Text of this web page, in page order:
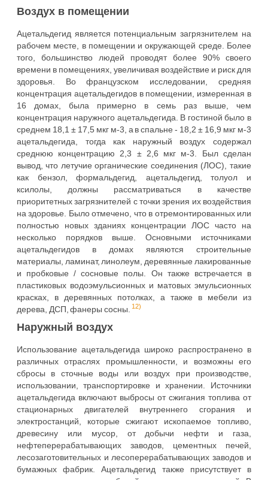
Воздух в помещении
Ацетальдегид является потенциальным загрязнителем на
рабочем месте, в помещении и окружающей среде. Более
того, большинство людей проводят более 90% своего
времени в помещениях, увеличивая воздействие и риск для
здоровья. Во французском исследовании, средняя
концентрация ацетальдегидов в помещении, измеренная в
16 домах, была примерно в семь раз выше, чем
концентрация наружного ацетальдегида. В гостиной было в
среднем 18,1 ± 17,5 мкг м-3, а в спальне - 18,2 ± 16,9 мкг м-3
ацетальдегида, тогда как наружный воздух содержал
среднюю концентрацию 2,3 ± 2,6 мкг м-3. Был сделан
вывод, что летучие органические соединения (ЛОС), такие
как бензол, формальдегид, ацетальдегид, толуол и
ксилолы, должны рассматриваться в качестве
приоритетных загрязнителей с точки зрения их воздействия
на здоровье. Было отмечено, что в отремонтированных или
полностью новых зданиях концентрации ЛОС часто на
несколько порядков выше. Основными источниками
ацетальдегидов в домах являются строительные
материалы, ламинат, линолеум, деревянные лакированные
и пробковые / сосновые полы. Он также встречается в
пластиковых водоэмульсионных и матовых эмульсионных
красках, в деревянных потолках, а также в мебели из
дерева, ДСП, фанеры сосны.12)
Наружный воздух
Использование ацетальдегида широко распространено в
различных отраслях промышленности, и возможны его
сбросы в сточные воды или воздух при производстве,
использовании, транспортировке и хранении. Источники
ацетальдегида включают выбросы от сжигания топлива от
стационарных двигателей внутреннего сгорания и
электростанций, которые сжигают ископаемое топливо,
древесину или мусор, от добычи нефти и газа,
нефтеперерабатывающих заводов, цементных печей,
лесозаготовительных и лесоперерабатывающих заводов и
бумажных фабрик. Ацетальдегид также присутствует в